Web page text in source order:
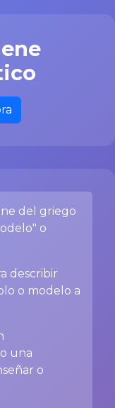
del griego
o
describir
o modelo a
una
o